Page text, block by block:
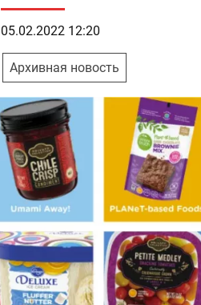
05.02.2022 12:20
Архивная новость